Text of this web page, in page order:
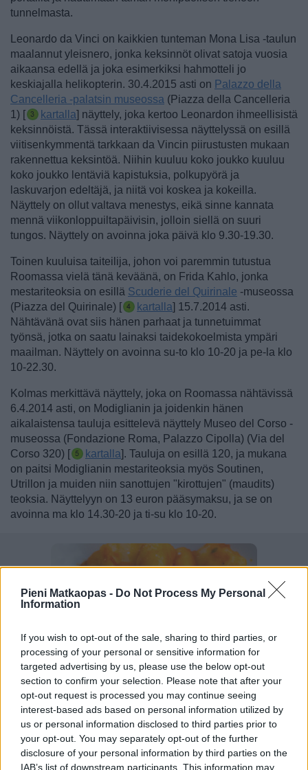
Pieni Matkaopas - Do Not Process My Personal
Information
If you wish to opt-out of the sale, sharing to third parties, or
processing of your personal or sensitive information for
targeted advertising by us, please use the below opt-out
section to confirm your selection. Please note that after your
opt-out request is processed you may continue seeing
interest-based ads based on personal information utilized by
us or personal information disclosed to third parties prior to
your opt-out. You may separately opt-out of the further
disclosure of your personal information by third parties on the
IAB’s list of downstream participants. This information may
tunnelmasta.
Leonardo da Vinci on kaikkien tunteman Mona Lisa -taulun
maalannut yleisnero, jonka keksinnöt olivat satoja vuosia
aikaansa edellä ja joka esimerkiksi hahmotteli jo
keskiajalla helikopterin. 30.4.2015 asti on Palazzo della
Cancelleria -palatsin museossa (Piazza della Cancelleria
1) [
kartalla] näyttely, joka kertoo Leonardon ihmeellisistä
keksinnöistä. Tässä interaktiivisessa näyttelyssä on esillä
viitisenkymmentä tarkkaan da Vincin piirustusten mukaan
rakennettua keksintöä. Niihin kuuluu koko joukko kuuluu
koko joukko lentäviä kapistuksia, polkupyörä ja
laskuvarjon edeltäjä, ja niitä voi koskea ja kokeilla.
Näyttely on ollut valtava menestys, eikä sinne kannata
mennä viikonloppuiltapäivisin, jolloin siellä on suuri
tungos. Näyttely on avoinna joka päivä klo 9.30-19.30.
Toinen kuuluisa taiteilija, johon voi paremmin tutustua
Roomassa vielä tänä keväänä, on Frida Kahlo, jonka
mestariteoksia on esillä Scuderie del Quirinale -museossa
(Piazza del Quirinale) [
kartalla] 15.7.2014 asti.
Nähtävänä ovat siis hänen parhaat ja tunnetuimmat
työnsä, jotka on saatu lainaksi taidekokoelmista ympäri
maailman. Näyttely on avoinna su-to klo 10-20 ja pe-la klo
10-22.30.
Kolmas merkittävä näyttely, joka on Roomassa nähtävissä
6.4.2014 asti, on Modiglianin ja joidenkin hänen
aikalaistensa tauluja esittelevä näyttely Museo del Corso -
museossa (Fondazione Roma, Palazzo Cipolla) (Via del
Corso 320) [
kartalla]. Tauluja on esillä 120, ja mukana
on paitsi Modiglianin mestariteoksia myös Soutinen,
Utrillon ja muiden niin sanottujen "kirottujen" (maudits)
teoksia. Näyttelyyn on 13 euron pääsymaksu, ja se on
avoinna ma klo 14.30-20 ja ti-su klo 10-20.
Roomalainen keittiö on maailmankuulu, ja paikallisten